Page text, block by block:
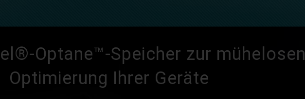
Optane™-Speicher zur mühelosen
Optimierung Ihrer Geräte